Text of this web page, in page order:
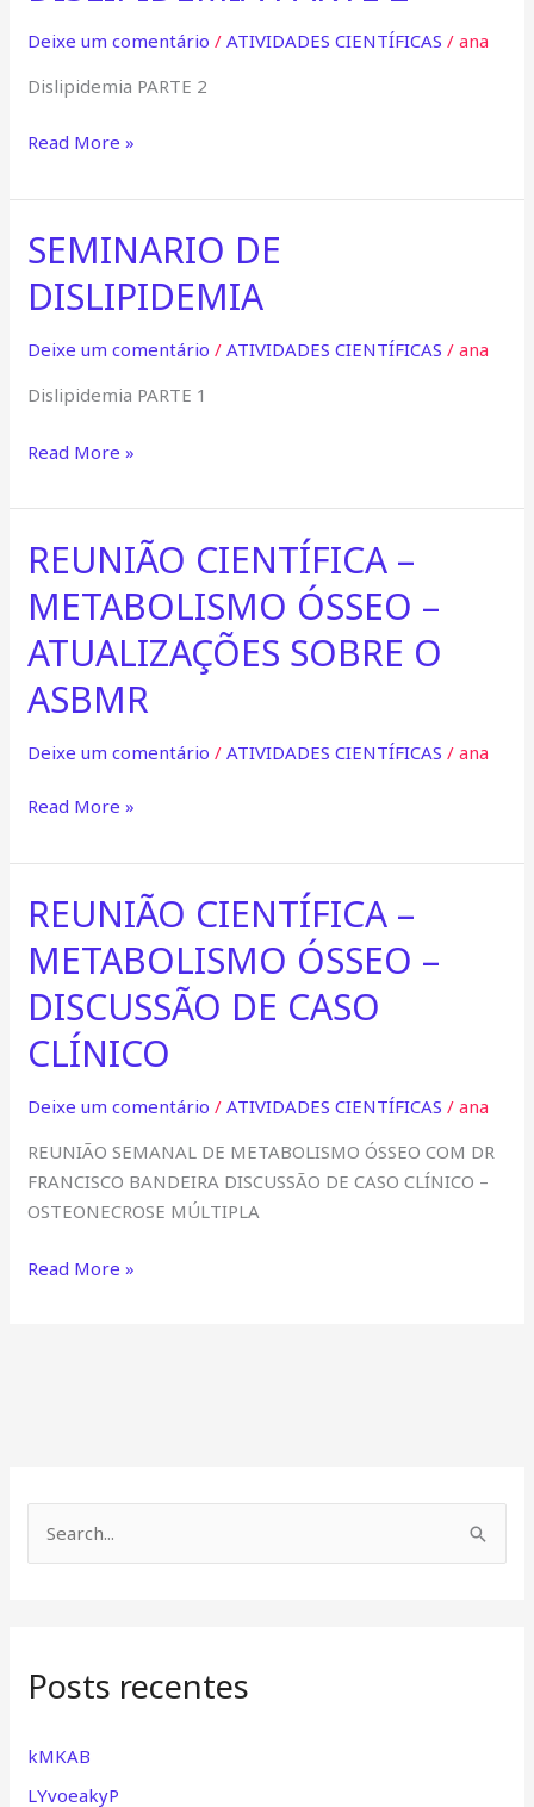
Deixe um comentário /ATIVIDADES CIENTÍFICAS /ana
Dislipidemia PARTE 2
PARTE
2
Read More »
SEMINARIO DE
DISLIPIDEMIA
Deixe um comentário /ATIVIDADES CIENTÍFICAS /ana
Dislipidemia PARTE 1
SEMINARIO
DE
DISLIPIDEMIA
Read More »
REUNIÃO CIENTÍFICA –
METABOLISMO ÓSSEO –
ATUALIZAÇÕES SOBRE O
ASBMR
Deixe um comentário /ATIVIDADES CIENTÍFICAS /ana
REUNIÃO
CIENTÍFICA
–
METABOLISMO
ÓSSEO
–
SOBRE
ASBMR
Read More »
REUNIÃO CIENTÍFICA –
METABOLISMO ÓSSEO –
DISCUSSÃO DE CASO
CLÍNICO
Deixe um comentário /ATIVIDADES CIENTÍFICAS /ana
REUNIÃO SEMANAL DE METABOLISMO ÓSSEO COM DR
FRANCISCO BANDEIRA DISCUSSÃO DE CASO CLÍNICO –
OSTEONECROSE MÚLTIPLA
REUNIÃO
CIENTÍFICA
–
METABOLISMO
ÓSSEO
–
DE
CASO
CLÍNICO
Read More »
u
s
a
Posts recentes
kMKAB
LYvoeakyP